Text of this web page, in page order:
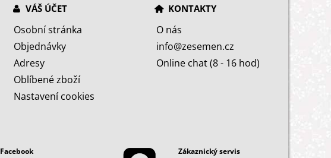
VÁŠ ÚČET
Osobní stránka
Objednávky
Adresy
Oblíbené zboží
Nastavení cookies
KONTAKTY
O nás
info@zesemen.cz
Online chat (8 - 16 hod)
Facebook
Zákaznický servis